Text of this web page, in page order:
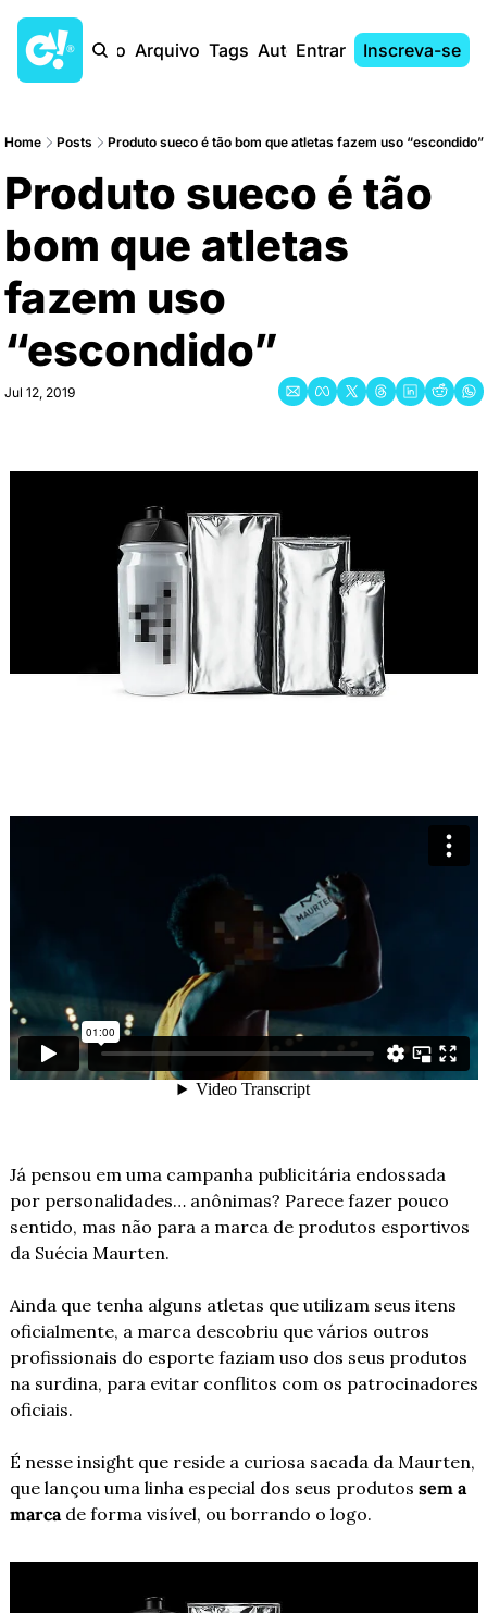
Início Arquivo Tags AutoresEntrar Inscreva-se
Home Posts Produto sueco é tão bom que atletas fazem uso “escondido”
Produto sueco é tão
bom que atletas
fazem uso
“escondido”
Jul 12, 2019
Já pensou em uma campanha publicitária endossada
por personalidades… anônimas? Parece fazer pouco
sentido, mas não para a marca de produtos esportivos
da Suécia Maurten.
Ainda que tenha alguns atletas que utilizam seus itens
oficialmente, a marca descobriu que vários outros
profissionais do esporte faziam uso dos seus produtos
na surdina, para evitar conflitos com os patrocinadores
oficiais.
É nesse insight que reside a curiosa sacada da Maurten,
que lançou uma linha especial dos seus produtos sem a
marca de forma visível, ou borrando o logo.